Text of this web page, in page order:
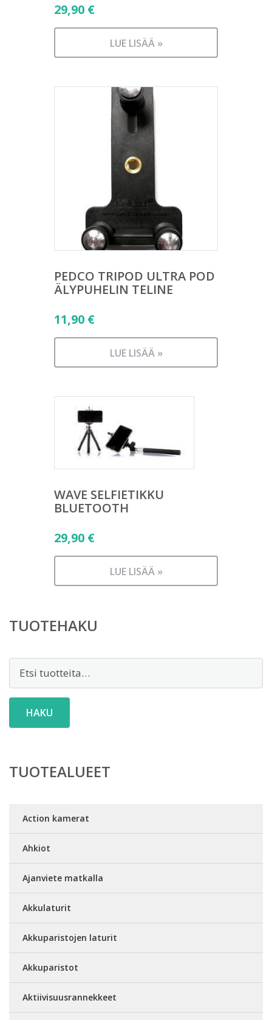
29,90 €
LUE LISÄÄ »
PEDCO TRIPOD ULTRA POD
ÄLYPUHELIN TELINE
11,90 €
LUE LISÄÄ »
WAVE SELFIETIKKU
BLUETOOTH
29,90 €
LUE LISÄÄ »
TUOTEHAKU
Etsi:
HAKU
TUOTEALUEET
Action kamerat
Ahkiot
Ajanviete matkalla
Akkulaturit
Akkuparistojen laturit
Akkuparistot
Aktiivisuusrannekkeet